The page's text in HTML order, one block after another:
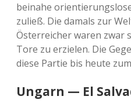
beinahe
zuließ. Die damals zur
Österreicher waren zwar
Tore zu erzielen. Die
diese Partie bis heute
Ungarn — El